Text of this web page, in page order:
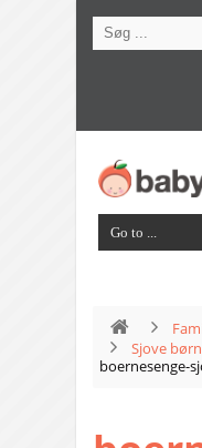
Sjove
boernesenge-